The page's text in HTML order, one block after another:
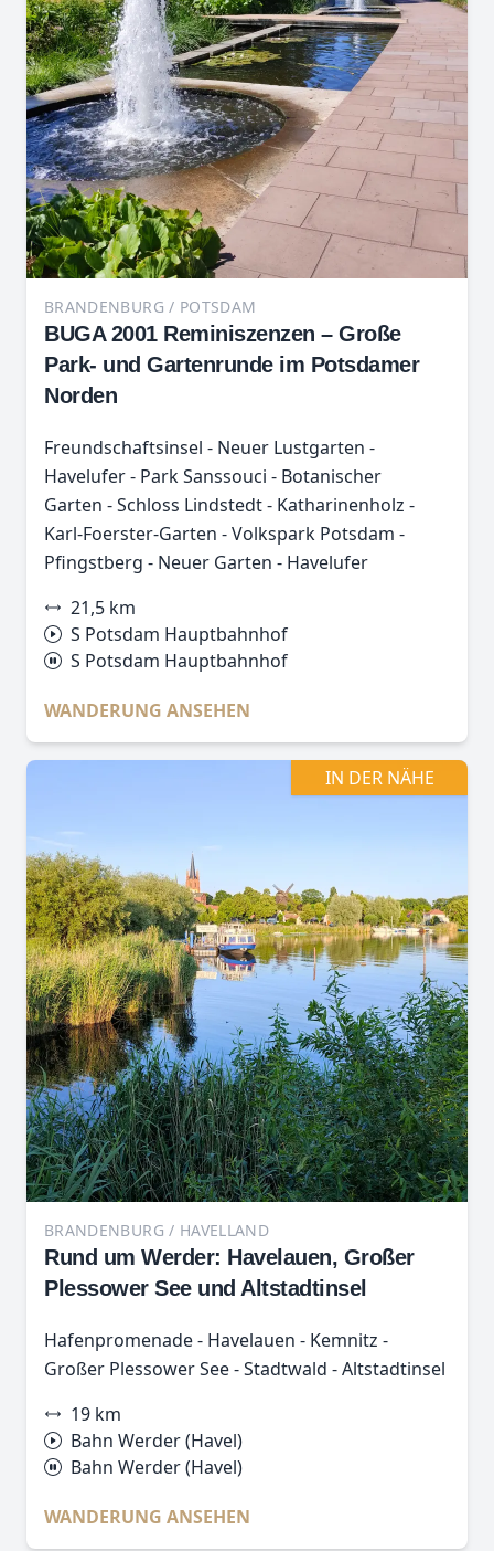
BRANDENBURG / POTSDAM
BUGA 2001 Reminiszenzen – Große
Park- und Gartenrunde im Potsdamer
Norden
Freundschaftsinsel - Neuer Lustgarten -
Havelufer - Park Sanssouci - Botanischer
Garten - Schloss Lindstedt - Katharinenholz -
Karl-Foerster-Garten - Volkspark Potsdam -
Pfingstberg - Neuer Garten - Havelufer
21,5 km
S Potsdam Hauptbahnhof
S Potsdam Hauptbahnhof
WANDERUNG ANSEHEN
IN DER NÄHE
BRANDENBURG / HAVELLAND
Rund um Werder: Havelauen, Großer
Plessower See und Altstadtinsel
Hafenpromenade - Havelauen - Kemnitz -
Großer Plessower See - Stadtwald - Altstadtinsel
19 km
Bahn Werder (Havel)
Bahn Werder (Havel)
WANDERUNG ANSEHEN